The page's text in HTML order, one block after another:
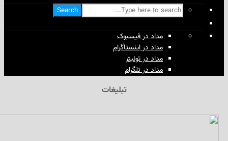
Search
مداد در فیسبوک
مداد در اینستاگرام
مداد در توئیتر
مداد در تلگرام